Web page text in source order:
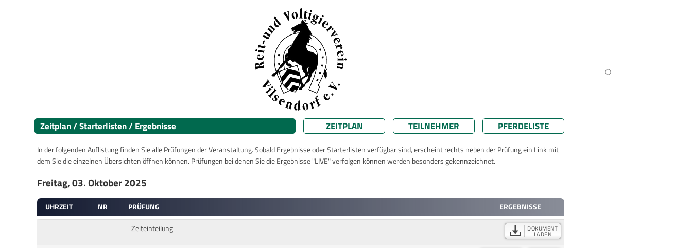
Zeitplan / Starterlisten / Ergebnisse ZEITPLAN TEILNEHMER PFERDELISTE
In der folgenden Auflistung finden Sie alle Prüfungen der Veranstaltung. Sobald Ergebnisse oder Starterlisten verfügbar sind, erscheint rechts neben der Prüfung ein Link mit
dem Sie die einzelnen Übersichten öffnen können. Prüfungen bei denen Sie die Ergebnisse "LIVE" verfolgen können werden besonders gekennzeichnet.
Freitag, 03. Oktober 2025
UHRZEIT NR PRÜFUNG
ERGEBNISSE
Zeiteinteilung
DOKUMENT
LADEN